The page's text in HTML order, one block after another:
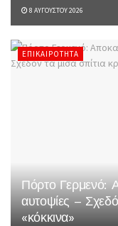
8 ΑΥΓΟΎΣΤΟΥ 2026
ΕΠΙΚΑΙΡΌΤΗΤΑ
Πόρτο Γερμενό:
αυτοψίες –
«κόκκινα»